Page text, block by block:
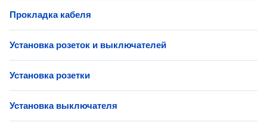
Прокладка кабеля
Установка розеток и выключателей
Установка розетки
Установка выключателя